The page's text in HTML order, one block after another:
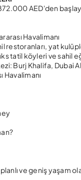
AED'den
Havalimanı
restoranları, yat
tatil köyleri ve sahil
Burj Khalifa, Dubai
Havalimanı
ve geniş yaşam